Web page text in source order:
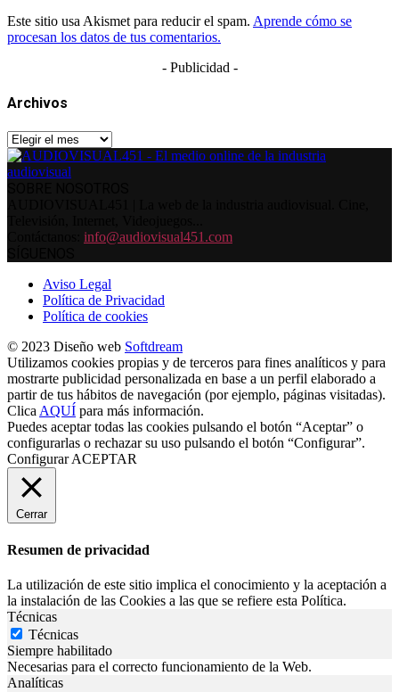
Este sitio usa Akismet para reducir el spam. Aprende cómo se
procesan los datos de tus comentarios.
- Publicidad -
Archivos
Archivos
info@audiovisual451.com
Aviso Legal
Política de Privacidad
Política de cookies
© 2023 Diseño web Softdream
Utilizamos cookies propias y de terceros para fines analíticos y para
mostrarte publicidad personalizada en base a un perfil elaborado a
partir de tus hábitos de navegación (por ejemplo, páginas visitadas).
Clica AQUÍ para más información.
Puedes aceptar todas las cookies pulsando el botón “Aceptar” o
configurarlas o rechazar su uso pulsando el botón “Configurar”.
Configurar ACEPTAR
Cerrar
Resumen de privacidad
La utilización de este sitio implica el conocimiento y la aceptación a
la instalación de las Cookies a las que se refiere esta Política.
Técnicas
Técnicas
Siempre habilitado
Necesarias para el correcto funcionamiento de la Web.
Analíticas